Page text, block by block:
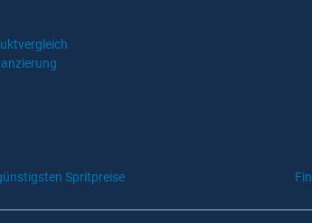
Spritpreise